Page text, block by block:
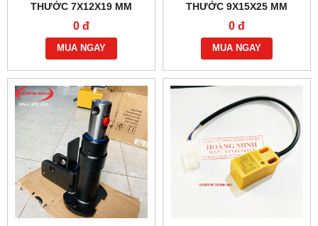
THƯỚC 7X12X19 MM
0 đ
MUA NGAY
THƯỚC 9X15X25 MM
0 đ
MUA NGAY